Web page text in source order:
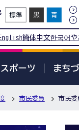
簡体中文한국어
ポーツ まち
市民委員 市民委